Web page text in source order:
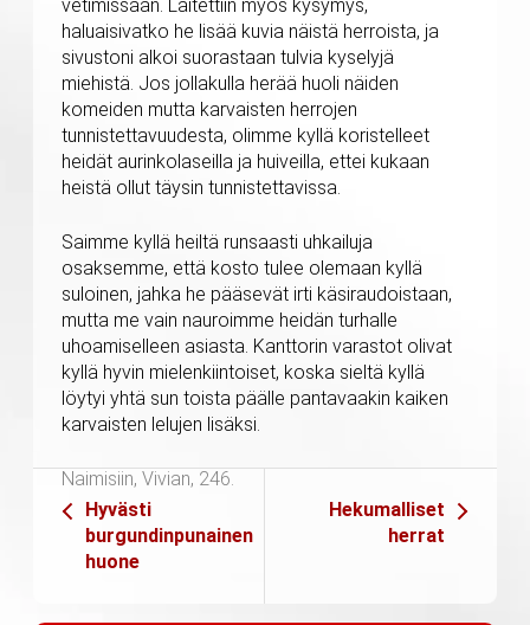
vetimissään. Laitettiin myös kysymys,
haluaisivatko he lisää kuvia näistä herroista, ja
sivustoni alkoi suorastaan tulvia kyselyjä
miehistä. Jos jollakulla herää huoli näiden
komeiden mutta karvaisten herrojen
tunnistettavuudesta, olimme kyllä koristelleet
heidät aurinkolaseilla ja huiveilla, ettei kukaan
heistä ollut täysin tunnistettavissa.
Saimme kyllä heiltä runsaasti uhkailuja
osaksemme, että kosto tulee olemaan kyllä
suloinen, jahka he pääsevät irti käsiraudoistaan,
mutta me vain nauroimme heidän turhalle
uhoamiselleen asiasta. Kanttorin varastot olivat
kyllä hyvin mielenkiintoiset, koska sieltä kyllä
löytyi yhtä sun toista päälle pantavaakin kaiken
karvaisten lelujen lisäksi.
Naimisiin, Vivian, 246.
Hyvästi
burgundinpunainen
huone
Hekumalliset
herrat